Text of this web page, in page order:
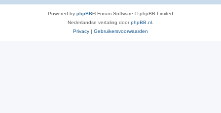
Powered by phpBB® Forum Software © phpBB Limited
Nederlandse vertaling doorphpBB.nl
Privacy | Gebruikersvoorwaarden